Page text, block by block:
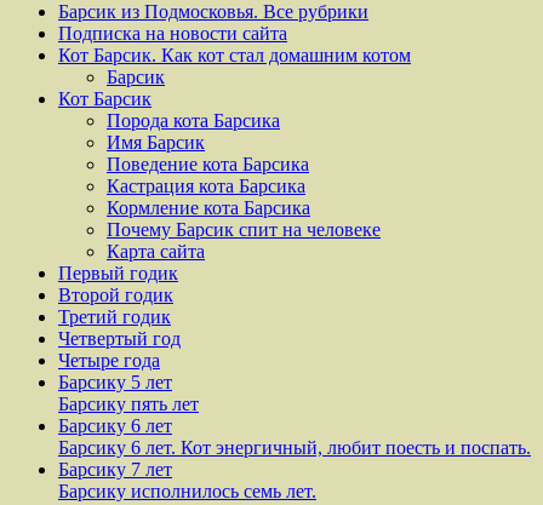
Барсик из Подмосковья. Все рубрики
Подписка на новости сайта
Кот Барсик. Как кот стал домашним котом
Барсик
Кот Барсик
Порода кота Барсика
Имя Барсик
Поведение кота Барсика
Кастрация кота Барсика
Кормление кота Барсика
Почему Барсик спит на человеке
Карта сайта
Первый годик
Второй годик
Третий годик
Четвертый год
Четыре года
Барсику 5 лет
Барсику пять лет
Барсику 6 лет
Барсику 6 лет. Кот энергичный, любит поесть и поспать.
Барсику 7 лет
Барсику исполнилось семь лет.